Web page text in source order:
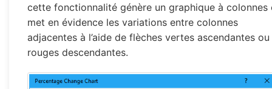
cette fonctionnalité génère un graphique à colonnes
met en évidence les variations entre colonnes
adjacentes à l’aide de flèches vertes ascendantes ou
rouges descendantes.